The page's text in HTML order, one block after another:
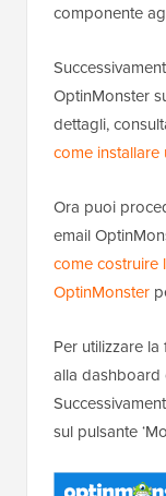
componente
OptinMonster
dettagli,
come
Ora puoi
email
come costruire
OptinMonster
Per utilizzare
alla dashboard
sul pulsante